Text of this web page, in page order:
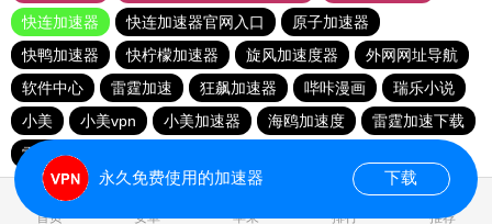
快连加速器
快连加速器官网入口
原子加速器
快鸭加速器
快柠檬加速器 旋风加速度器
外网网址导航
软件中心
雷霆加速 狂飙加速器 哔咔漫画
瑞乐小说
小美
小美vpn 小美加速器 海鸥加速度
雷霆加速下载
雷霆加速
首页 安卓 苹果 排行 推荐
永久免费使用的加速器 下载
0.026803s